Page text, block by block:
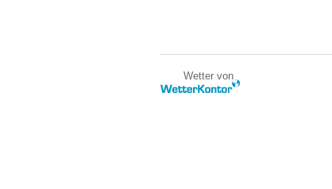
Wetter von